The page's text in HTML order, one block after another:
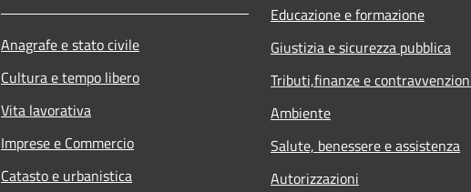
Anagrafe e stato civile
Cultura e tempo libero
Vita lavorativa
Imprese e Commercio
Catasto e urbanistica
Educazione e formazione
Giustizia e sicurezza pubblica
Tributi,finanze e
Ambiente
Salute, benessere e assistenza
Autorizzazioni